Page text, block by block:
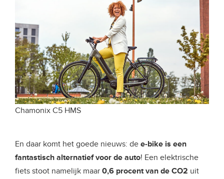
Chamonix C5 HMS
En daar komt het goede nieuws: de e-bike is een
fantastisch alternatief voor de auto! Een elektrische
fiets stoot namelijk maar 0,6 procent van de CO2 uit